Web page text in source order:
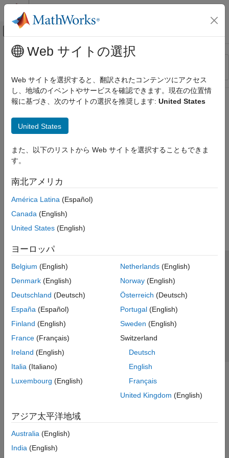
コンテンツへスキップ
オフキャンバス ナビゲーション メ
リソース
ステータス
メインコンテンツ
Web サイトの選択
Web サイトを選択すると、翻訳されたコンテンツにアクセス
し、地域のイベントやサービスを確認できます。現在の位置情
報に基づき、次のサイトの選択を推奨します: United States
United States
また、以下のリストから Web サイトを選択することもできま
す。
南北アメリカ
América Latina (Español)
Canada (English)
United States (English)
ヨーロッパ
Belgium (English)
Denmark (English)
Deutschland (Deutsch)
España (Español)
Finland (English)
France (Français)
Ireland (English)
Italia (Italiano)
Luxembourg (English)
Netherlands(English)
Norway(English)
Österreich (Deutsch)
Portugal(English)
Sweden (English)
Switzerland
Deutsch
English
Français
United Kingdom (English)
アジア太平洋地域
Australia (English)
India (English)
トラストセンター
プライバシー ポリシー
違法コピー防止
アプリケーション ステータス
© 1994-2026 The MathWorks, Inc.